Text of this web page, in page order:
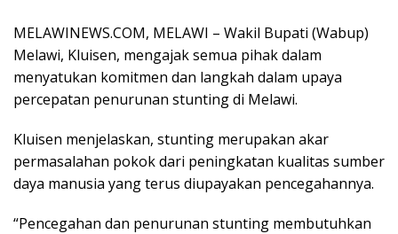
MELAWINEWS.COM, MELAWI – Wakil Bupati (Wabup)
Melawi, Kluisen, mengajak semua pihak dalam
menyatukan komitmen dan langkah dalam upaya
percepatan penurunan stunting di Melawi.
Kluisen menjelaskan, stunting merupakan akar
permasalahan pokok dari peningkatan kualitas sumber
daya manusia yang terus diupayakan pencegahannya.
“Pencegahan dan penurunan stunting membutuhkan